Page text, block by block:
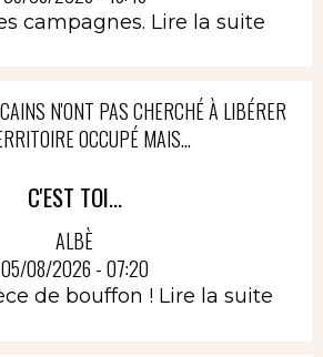
campagnes. Lire la suite
N'ONT PAS CHERCHÉ À LIBÉRER
OCCUPÉ MAIS...
C'EST TOI...
ALBÈ
05/08/2026 - 07:20
de bouffon ! Lire la suite